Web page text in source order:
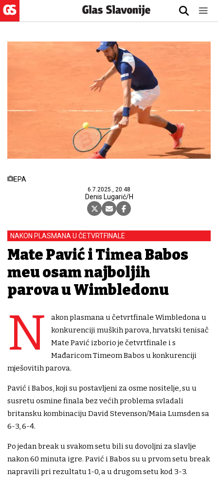
EPA
6.7.2025., 20:48
Denis Lugarić/H
NAKON PLASMANA U ČETVRTFINALE
Mate Pavić i Timea Babos
među osam najboljih
parova u Wimbledonu
N
akon plasmana u četvrtfinale Wimbledona u
konkurenciji muških parova, hrvatski tenisač
Mate Pavić izborio je četvrtfinale i s
Mađaricom Timeom Babos u konkurenciji
mješovitih parova.
Pavić i Babos, koji su postavljeni za osme nositelje, su u
susretu osmine finala bez većih problema svladali
britansku kombinaciju David Stevenson/Maia Lumsden sa
6-3, 6-4.
Po jedan break u svakom setu bili su dovoljni za slavlje
nakon 60 minuta igre. Pavić i Babos su u prvom setu break
napravili pri rezultatu 1-0, a u drugom setu kod 3-3.